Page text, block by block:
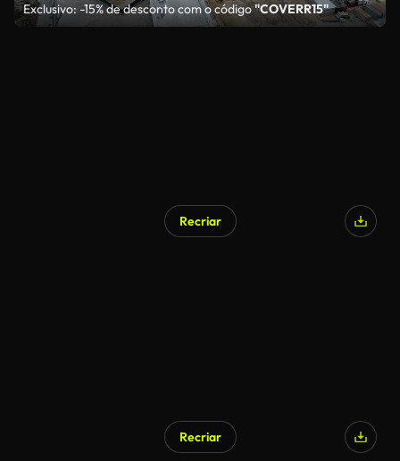
Exclusivo: -15% de desconto com o código"COVERR15"
Recriar
Recriar